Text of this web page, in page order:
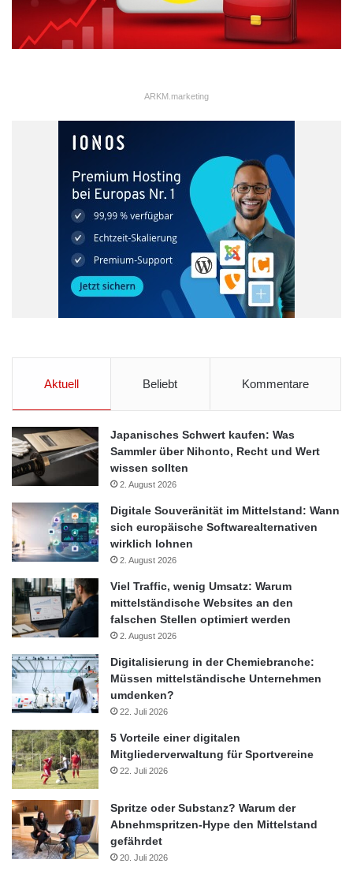
ARKM.marketing
Aktuell Beliebt Kommentare
Japanisches Schwert kaufen: Was
Sammler über Nihonto, Recht und Wert
wissen sollten
2. August 2026
Digitale Souveränität im Mittelstand: Wann
sich europäische Softwarealternativen
wirklich lohnen
2. August 2026
Viel Traffic, wenig Umsatz: Warum
mittelständische Websites an den
falschen Stellen optimiert werden
2. August 2026
Digitalisierung in der Chemiebranche:
Müssen mittelständische Unternehmen
umdenken?
22. Juli 2026
5 Vorteile einer digitalen
Mitgliederverwaltung für Sportvereine
22. Juli 2026
Spritze oder Substanz? Warum der
Abnehmspritzen-Hype den Mittelstand
gefährdet
20. Juli 2026